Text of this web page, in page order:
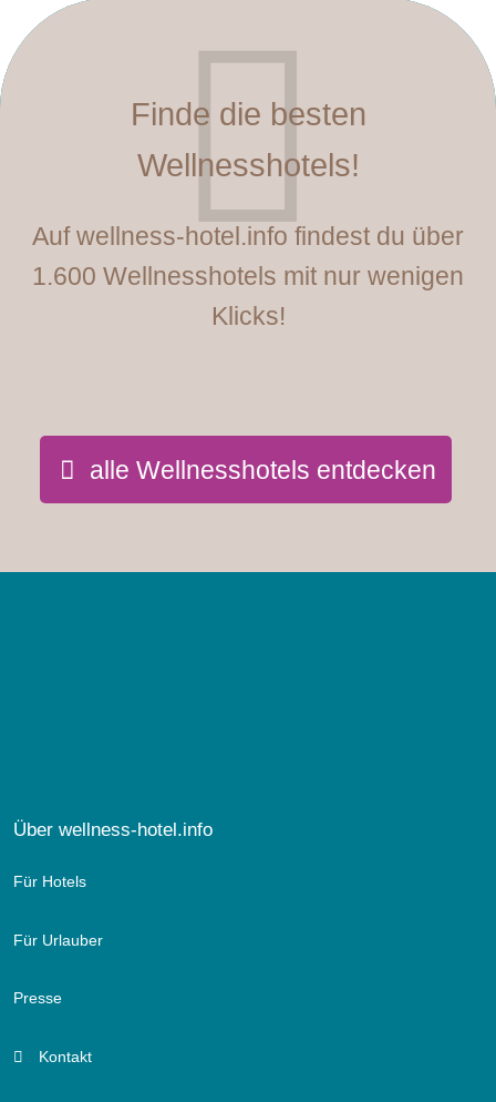
Finde die besten
Wellnesshotels!
Auf wellness-hotel.info findest du über
1.600 Wellnesshotels mit nur wenigen
Klicks!
alle Wellnesshotels entdecken
Über wellness-hotel.info
Für Hotels
Für Urlauber
Presse
Kontakt